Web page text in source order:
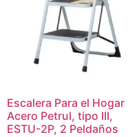
Escalera Para el Hogar
Acero Petrul, tipo III,
ESTU-2P, 2 Peldaños